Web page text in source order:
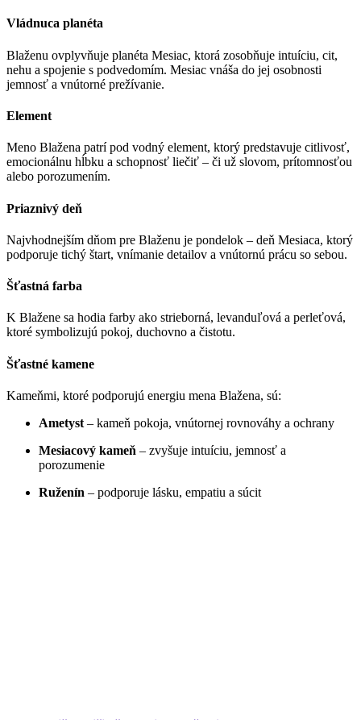
Vládnuca planéta
Blaženu ovplyvňuje planéta Mesiac, ktorá zosobňuje intuíciu, cit,
nehu a spojenie s podvedomím. Mesiac vnáša do jej osobnosti
jemnosť a vnútorné prežívanie.
Element
Meno Blažena patrí pod vodný element, ktorý predstavuje citlivosť,
emocionálnu hĺbku a schopnosť liečiť – či už slovom, prítomnosťou
alebo porozumením.
Priaznivý deň
Najvhodnejším dňom pre Blaženu je pondelok – deň Mesiaca, ktorý
podporuje tichý štart, vnímanie detailov a vnútornú prácu so sebou.
Šťastná farba
K Blažene sa hodia farby ako strieborná, levanduľová a perleťová,
ktoré symbolizujú pokoj, duchovno a čistotu.
Šťastné kamene
Kameňmi, ktoré podporujú energiu mena Blažena, sú:
Ametyst – kameň pokoja, vnútornej rovnováhy a ochrany
Mesiacový kameň – zvyšuje intuíciu, jemnosť a
porozumenie
Ruženín – podporuje lásku, empatiu a súcit